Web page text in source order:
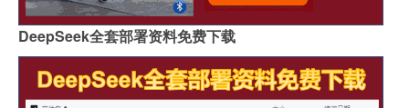
DeepSeek全套部署资料免费下载